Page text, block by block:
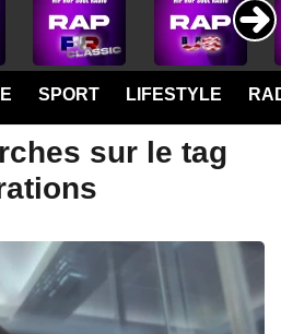
SPORT LIFESTYLE
sur le tag